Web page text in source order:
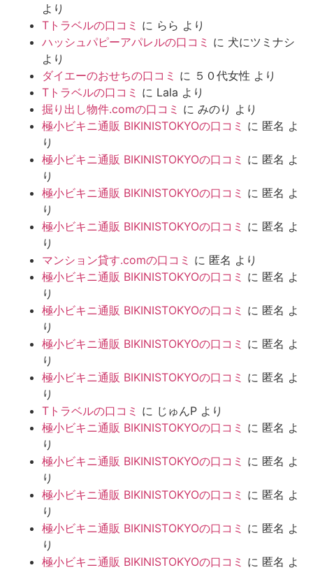
より
Tトラベルの口コミ に らら より
ハッシュパピーアパレルの口コミ に 犬にツミナシ
より
ダイエーのおせちの口コミ に ５０代女性 より
Tトラベルの口コミ に Lala より
掘り出し物件.comの口コミ に みのり より
極小ビキニ通販 BIKINISTOKYOの口コミ に 匿名 よ
り
極小ビキニ通販 BIKINISTOKYOの口コミ に 匿名 よ
り
極小ビキニ通販 BIKINISTOKYOの口コミ に 匿名 よ
り
極小ビキニ通販 BIKINISTOKYOの口コミ に 匿名 よ
り
マンション貸す.comの口コミ に 匿名 より
極小ビキニ通販 BIKINISTOKYOの口コミ に 匿名 よ
り
極小ビキニ通販 BIKINISTOKYOの口コミ に 匿名 よ
り
極小ビキニ通販 BIKINISTOKYOの口コミ に 匿名 よ
り
極小ビキニ通販 BIKINISTOKYOの口コミ に 匿名 よ
り
Tトラベルの口コミ に じゅんP より
極小ビキニ通販 BIKINISTOKYOの口コミ に 匿名 よ
り
極小ビキニ通販 BIKINISTOKYOの口コミ に 匿名 よ
り
極小ビキニ通販 BIKINISTOKYOの口コミ に 匿名 よ
り
極小ビキニ通販 BIKINISTOKYOの口コミ に 匿名 よ
り
極小ビキニ通販 BIKINISTOKYOの口コミ に 匿名 よ